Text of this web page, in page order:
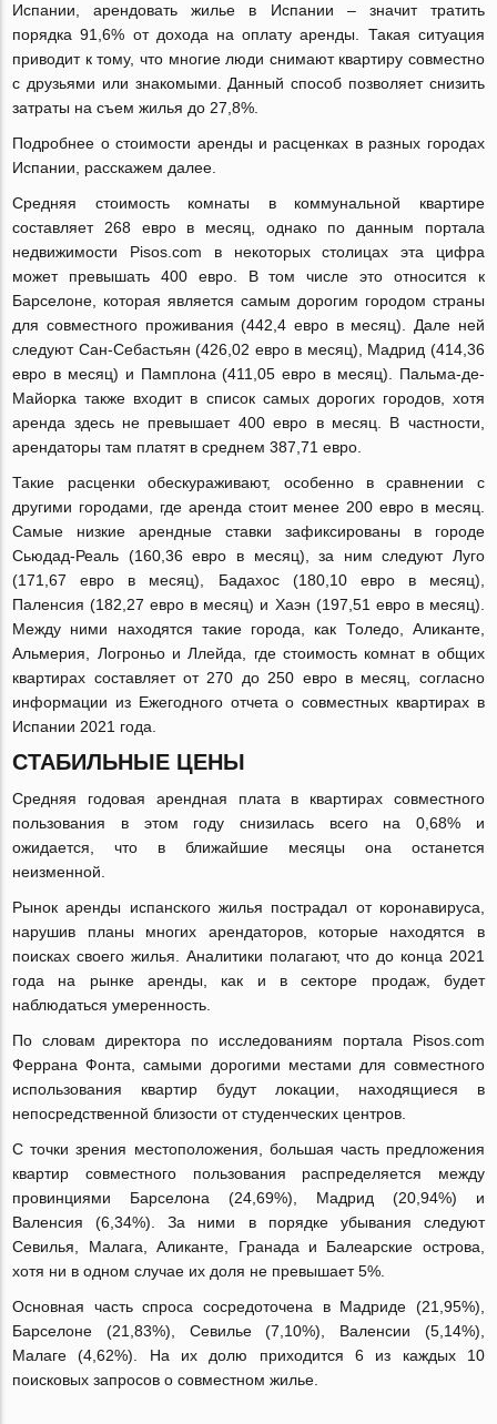
Испании, арендовать жилье в Испании – значит тратить
порядка 91,6% от дохода на оплату аренды. Такая ситуация
приводит к тому, что многие люди снимают квартиру совместно
с друзьями или знакомыми. Данный способ позволяет снизить
затраты на съем жилья до 27,8%.
Подробнее о стоимости аренды и расценках в разных городах
Испании, расскажем далее.
Средняя стоимость комнаты в коммунальной квартире
составляет 268 евро в месяц, однако по данным портала
недвижимости Pisos.com в некоторых столицах эта цифра
может превышать 400 евро. В том числе это относится к
Барселоне, которая является самым дорогим городом страны
для совместного проживания (442,4 евро в месяц). Дале ней
следуют Сан-Себастьян (426,02 евро в месяц), Мадрид (414,36
евро в месяц) и Памплона (411,05 евро в месяц). Пальма-де-
Майорка также входит в список самых дорогих городов, хотя
аренда здесь не превышает 400 евро в месяц. В частности,
арендаторы там платят в среднем 387,71 евро.
Такие расценки обескураживают, особенно в сравнении с
другими городами, где аренда стоит менее 200 евро в месяц.
Самые низкие арендные ставки зафиксированы в городе
Сьюдад-Реаль (160,36 евро в месяц), за ним следуют Луго
(171,67 евро в месяц), Бадахос (180,10 евро в месяц),
Паленсия (182,27 евро в месяц) и Хаэн (197,51 евро в месяц).
Между ними находятся такие города, как Толедо, Аликанте,
Альмерия, Логроньо и Ллейда, где стоимость комнат в общих
квартирах составляет от 270 до 250 евро в месяц, согласно
информации из Ежегодного отчета о совместных квартирах в
Испании 2021 года.
СТАБИЛЬНЫЕ ЦЕНЫ
Средняя годовая арендная плата в квартирах совместного
пользования в этом году снизилась всего на 0,68% и
ожидается, что в ближайшие месяцы она останется
неизменной.
Рынок аренды испанского жилья пострадал от коронавируса,
нарушив планы многих арендаторов, которые находятся в
поисках своего жилья. Аналитики полагают, что до конца 2021
года на рынке аренды, как и в секторе продаж, будет
наблюдаться умеренность.
По словам директора по исследованиям портала Pisos.com
Феррана Фонта, самыми дорогими местами для совместного
использования квартир будут локации, находящиеся в
непосредственной близости от студенческих центров.
С точки зрения местоположения, большая часть предложения
квартир совместного пользования распределяется между
провинциями Барселона (24,69%), Мадрид (20,94%) и
Валенсия (6,34%). За ними в порядке убывания следуют
Севилья, Малага, Аликанте, Гранада и Балеарские острова,
хотя ни в одном случае их доля не превышает 5%.
Основная часть спроса сосредоточена в Мадриде (21,95%),
Барселоне (21,83%), Севилье (7,10%), Валенсии (5,14%),
Малаге (4,62%). На их долю приходится 6 из каждых 10
поисковых запросов о совместном жилье.